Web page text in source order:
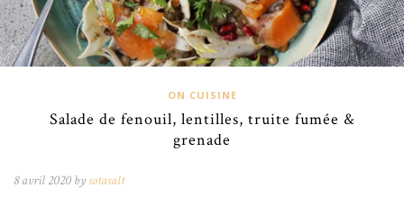
ON CUISINE
Salade de fenouil, lentilles, truite fumée &
grenade
8 avril 2020 bysotasalt